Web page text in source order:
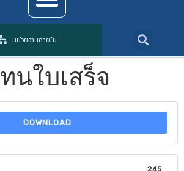
หน่วยงานภายใน
นใบเสร็จ
DOWNLOAD
245